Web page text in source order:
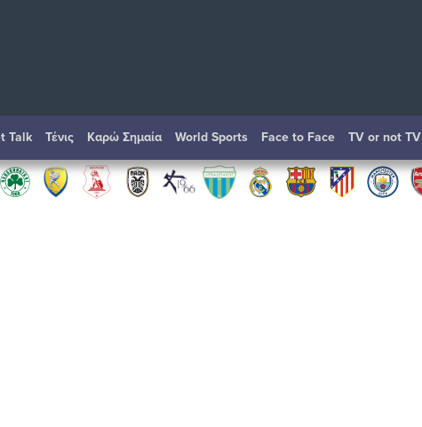
Talk Τένις Καρώ Σημαία World Sports Face to Face TV or not TV